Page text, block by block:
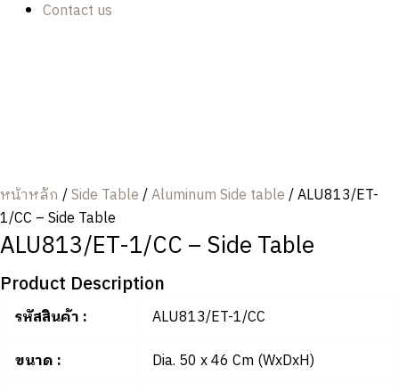
Contact us
หน้าหลัก /Side Table/Aluminum Side table/ ALU813/ET-
1/CC – Side Table
ALU813/ET-1/CC – Side Table
Product Description
รหัสสินค้า :
ALU813/ET-1/CC
ขนาด :
Dia. 50 x 46 Cm (WxDxH)